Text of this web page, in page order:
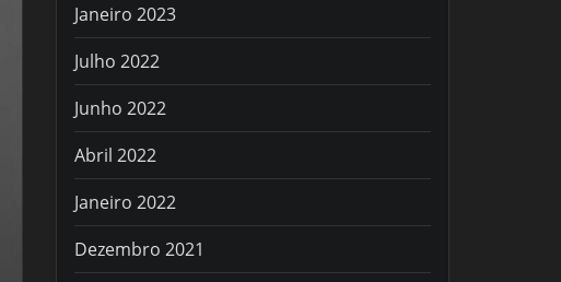
Janeiro 2023
Julho 2022
Junho 2022
Abril 2022
Janeiro 2022
Dezembro 2021